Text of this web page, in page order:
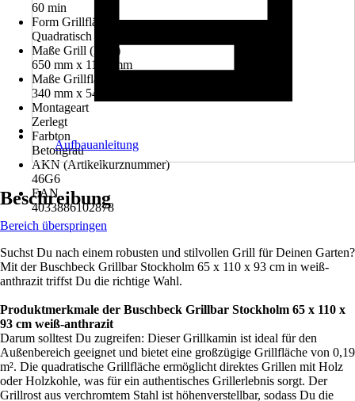
60 min
Form Grillfläche
Quadratisch
Maße Grill (LxB)
650 mm x 1100 mm
Maße Grillfläche (LxB)
340 mm x 540 mm
Montageart
Zerlegt
Farbton
Betongrau
AKN (Artikelkurznummer)
46G6
EAN
4033886102878
Aufbauanleitung
Beschreibung
Bereich überspringen
Suchst Du nach einem robusten und stilvollen Grill für Deinen Garten?
Mit der Buschbeck Grillbar Stockholm 65 x 110 x 93 cm in weiß-
anthrazit triffst Du die richtige Wahl.
Produktmerkmale der Buschbeck Grillbar Stockholm 65 x 110 x
93 cm weiß-anthrazit
Darum solltest Du zugreifen: Dieser Grillkamin ist ideal für den
Außenbereich geeignet und bietet eine großzügige Grillfläche von 0,19
m². Die quadratische Grillfläche ermöglicht direktes Grillen mit Holz
oder Holzkohle, was für ein authentisches Grillerlebnis sorgt. Der
Grillrost aus verchromtem Stahl ist höhenverstellbar, sodass Du die